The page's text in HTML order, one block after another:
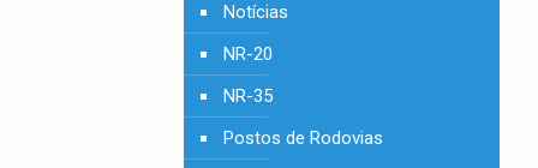
Notícias
NR-20
NR-35
Postos de Rodovias